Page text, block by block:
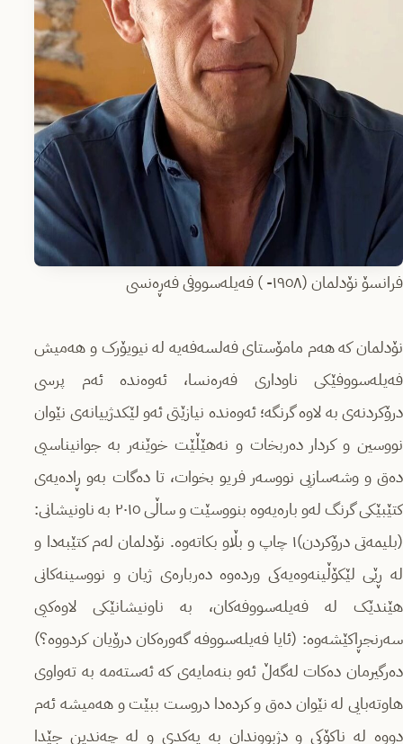
فرانسۆ نۆدلمان (١٩٥٨- ) فەیلەسووفی فەڕەنسی
نۆدلمان کە هەم مامۆستای فەلسەفەیە لە نیویۆرک و هەمیش
فەیلەسووفێکی ناوداری فەرەنسا، ئەوەندە ئەم پرسی
درۆکردنەی بە لاوە گرنگە؛ ئەوەندە نیازێتی ئەو لێکدژییانەی نێوان
نووسین و کردار دەربخات و نەهێڵێت خوێنەر بە جوانیناسیی
دەق و وشەسازیی نووسەر فریو بخوات، تا دەگات بەو ڕادەیەی
کتێبێکی گرنگ لەو بارەیەوە بنووسێت و ساڵی ۲۰۱٥ بە ناونیشانی:
(بلیمەتی درۆکردن)۱ چاپ و بڵاو بکاتەوە. نۆدلمان لەم کتێبەدا و
لە ڕێی لێکۆڵینەوەیەکی وردەوە دەربارەی ژیان و نووسینەکانی
هێندێک لە فەیلەسووفەکان، بە ناونیشانێکی لاوەکیی
سەرنجڕاکێشەوە: (ئایا فەیلەسووفە گەورەکان درۆیان کردووە؟)
دەرگیرمان دەکات لەگەڵ ئەو بنەمایەی کە ئەستەمە بە تەواوی
هاوتەبایی لە نێوان دەق و کردەدا دروست ببێت و هەمیشە ئەم
دووە لە ناکۆکی و دژبووندان بە یەکدی و لە چەندین جێدا